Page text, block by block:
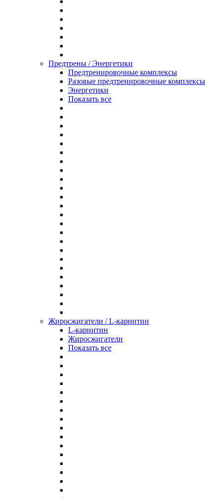
Предтрены / Энергетики
Предтренировочные комплексы
Разовые предтренировочные комплексы
Энергетики
Показать все
Жиросжигатели / L-карнитин
L-карнитин
Жиросжигатели
Показать все